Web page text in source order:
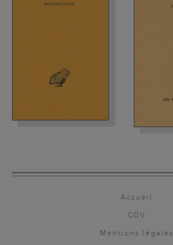
Accueil
CGV
Mentions légales